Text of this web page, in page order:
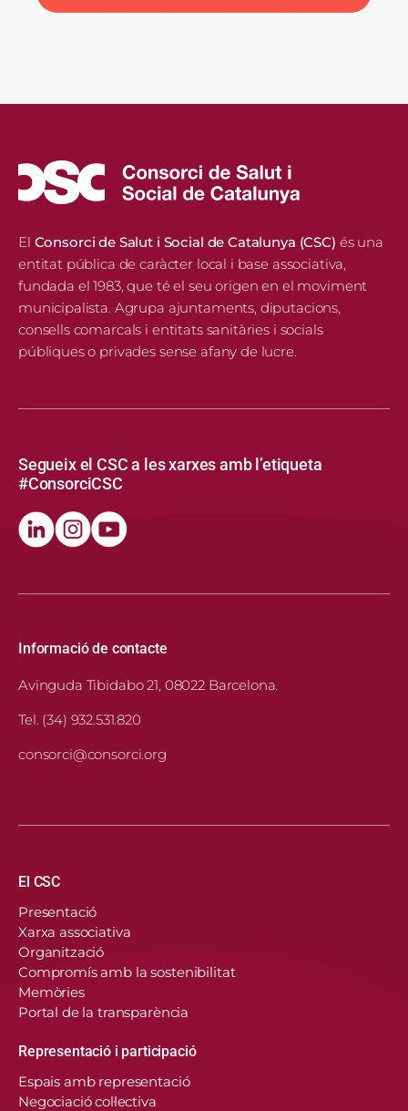
El Consorci de Salut i Social de Catalunya (CSC) és una
entitat pública de caràcter local i base associativa,
fundada el 1983, que té el seu origen en el moviment
municipalista. Agrupa ajuntaments, diputacions,
consells comarcals i entitats sanitàries i socials
públiques o privades sense afany de lucre.
Segueix el CSC a les xarxes amb l’etiqueta
#ConsorciCSC
Informació de contacte
Avinguda Tibidabo 21, 08022 Barcelona.
Tel. (34) 932.531.820
consorci@consorci.org
Navegació principal
El CSC
Presentació
Xarxa associativa
Organització
Compromís amb la sostenibilitat
Memòries
Portal de la transparència
Representació i participació
Espais amb representació
Negociació col·lectiva